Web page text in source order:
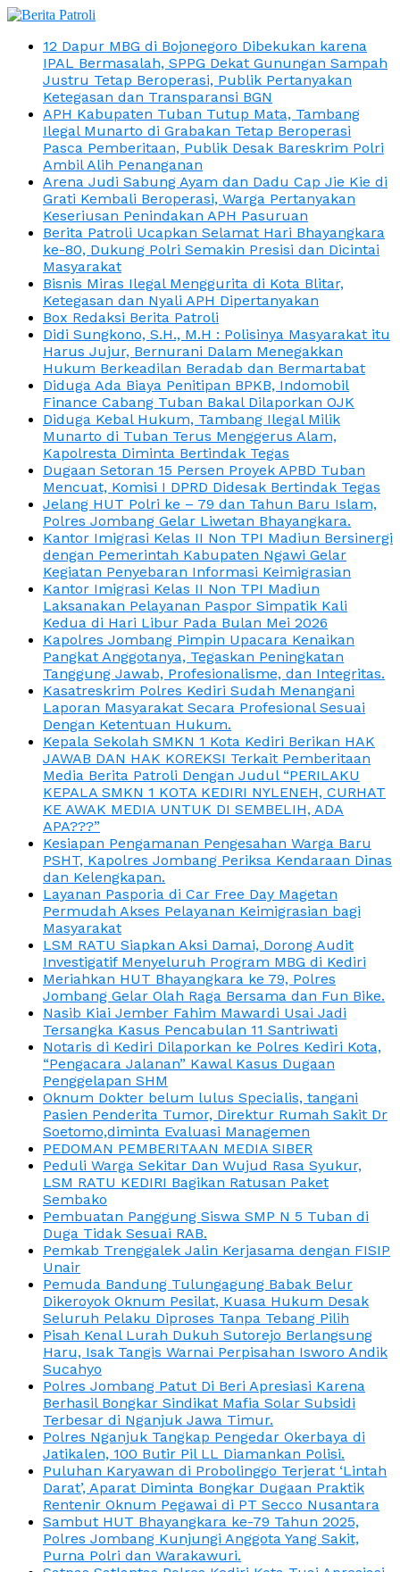
12 Dapur MBG di Bojonegoro Dibekukan karena
IPAL Bermasalah, SPPG Dekat Gunungan Sampah
Justru Tetap Beroperasi, Publik Pertanyakan
Ketegasan dan Transparansi BGN
APH Kabupaten Tuban Tutup Mata, Tambang
Ilegal Munarto di Grabakan Tetap Beroperasi
Pasca Pemberitaan, Publik Desak Bareskrim Polri
Ambil Alih Penanganan
Arena Judi Sabung Ayam dan Dadu Cap Jie Kie di
Grati Kembali Beroperasi, Warga Pertanyakan
Keseriusan Penindakan APH Pasuruan
Berita Patroli Ucapkan Selamat Hari Bhayangkara
ke-80, Dukung Polri Semakin Presisi dan Dicintai
Masyarakat
Bisnis Miras Ilegal Menggurita di Kota Blitar,
Ketegasan dan Nyali APH Dipertanyakan
Box Redaksi Berita Patroli
Didi Sungkono, S.H., M.H : Polisinya Masyarakat itu
Harus Jujur, Bernurani Dalam Menegakkan
Hukum Berkeadilan Beradab dan Bermartabat
Diduga Ada Biaya Penitipan BPKB, Indomobil
Finance Cabang Tuban Bakal Dilaporkan OJK
Diduga Kebal Hukum, Tambang Ilegal Milik
Munarto di Tuban Terus Menggerus Alam,
Kapolresta Diminta Bertindak Tegas
Dugaan Setoran 15 Persen Proyek APBD Tuban
Mencuat, Komisi I DPRD Didesak Bertindak Tegas
Jelang HUT Polri ke – 79 dan Tahun Baru Islam,
Polres Jombang Gelar Liwetan Bhayangkara.
Kantor Imigrasi Kelas II Non TPI Madiun Bersinergi
dengan Pemerintah Kabupaten Ngawi Gelar
Kegiatan Penyebaran Informasi Keimigrasian
Kantor Imigrasi Kelas II Non TPI Madiun
Laksanakan Pelayanan Paspor Simpatik Kali
Kedua di Hari Libur Pada Bulan Mei 2026
Kapolres Jombang Pimpin Upacara Kenaikan
Pangkat Anggotanya, Tegaskan Peningkatan
Tanggung Jawab, Profesionalisme, dan Integritas.
Kasatreskrim Polres Kediri Sudah Menangani
Laporan Masyarakat Secara Profesional Sesuai
Dengan Ketentuan Hukum.
Kepala Sekolah SMKN 1 Kota Kediri Berikan HAK
JAWAB DAN HAK KOREKSI Terkait Pemberitaan
Media Berita Patroli Dengan Judul “PERILAKU
KEPALA SMKN 1 KOTA KEDIRI NYLENEH, CURHAT
KE AWAK MEDIA UNTUK DI SEMBELIH, ADA
APA???”
Kesiapan Pengamanan Pengesahan Warga Baru
PSHT, Kapolres Jombang Periksa Kendaraan Dinas
dan Kelengkapan.
Layanan Pasporia di Car Free Day Magetan
Permudah Akses Pelayanan Keimigrasian bagi
Masyarakat
LSM RATU Siapkan Aksi Damai, Dorong Audit
Investigatif Menyeluruh Program MBG di Kediri
Meriahkan HUT Bhayangkara ke 79, Polres
Jombang Gelar Olah Raga Bersama dan Fun Bike.
Nasib Kiai Jember Fahim Mawardi Usai Jadi
Tersangka Kasus Pencabulan 11 Santriwati
Notaris di Kediri Dilaporkan ke Polres Kediri Kota,
“Pengacara Jalanan” Kawal Kasus Dugaan
Penggelapan SHM
Oknum Dokter belum lulus Specialis, tangani
Pasien Penderita Tumor, Direktur Rumah Sakit Dr
Soetomo,diminta Evaluasi Managemen
PEDOMAN PEMBERITAAN MEDIA SIBER
Peduli Warga Sekitar Dan Wujud Rasa Syukur,
LSM RATU KEDIRI Bagikan Ratusan Paket
Sembako
Pembuatan Panggung Siswa SMP N 5 Tuban di
Duga Tidak Sesuai RAB.
Pemkab Trenggalek Jalin Kerjasama dengan FISIP
Unair
Pemuda Bandung Tulungagung Babak Belur
Dikeroyok Oknum Pesilat, Kuasa Hukum Desak
Seluruh Pelaku Diproses Tanpa Tebang Pilih
Pisah Kenal Lurah Dukuh Sutorejo Berlangsung
Haru, Isak Tangis Warnai Perpisahan Isworo Andik
Sucahyo
Polres Jombang Patut Di Beri Apresiasi Karena
Berhasil Bongkar Sindikat Mafia Solar Subsidi
Terbesar di Nganjuk Jawa Timur.
Polres Nganjuk Tangkap Pengedar Okerbaya di
Jatikalen, 100 Butir Pil LL Diamankan Polisi.
Puluhan Karyawan di Probolinggo Terjerat ‘Lintah
Darat’, Aparat Diminta Bongkar Dugaan Praktik
Rentenir Oknum Pegawai di PT Secco Nusantara
Sambut HUT Bhayangkara ke-79 Tahun 2025,
Polres Jombang Kunjungi Anggota Yang Sakit,
Purna Polri dan Warakawuri.